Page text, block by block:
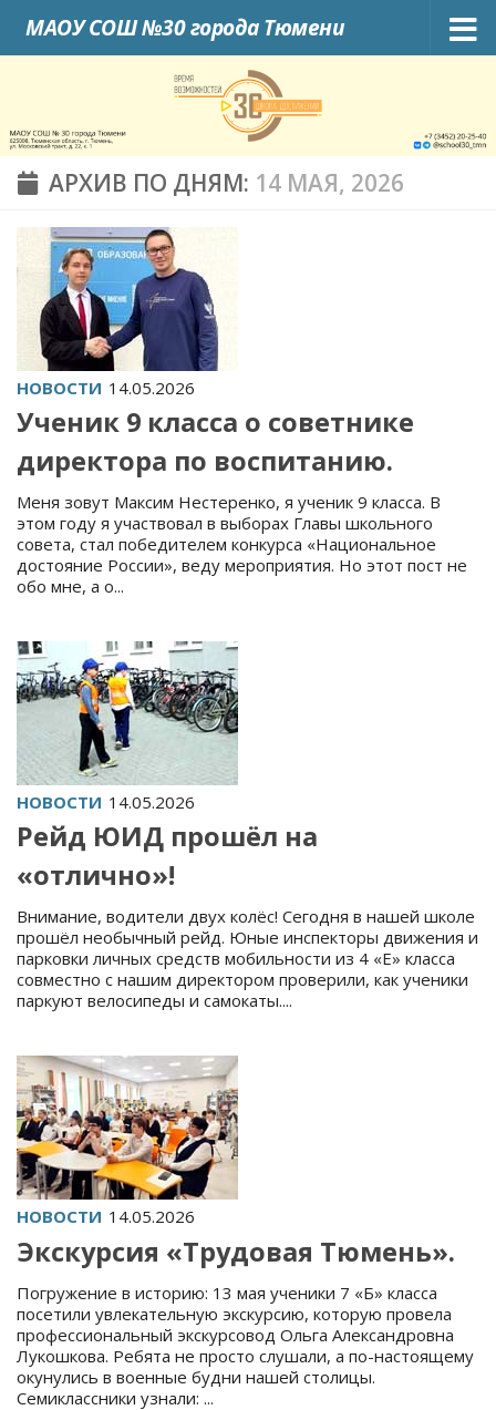
Skip to content
МАОУ СОШ №30 города Тюмени
АРХИВ ПО ДНЯМ: 14 МАЯ, 2026
НОВОСТИ 14.05.2026
Ученик 9 класса о советнике
директора по воспитанию.
Меня зовут Максим Нестеренко, я ученик 9 класса. В
этом году я участвовал в выборах Главы школьного
совета, стал победителем конкурса «Национальное
достояние России», веду мероприятия. Но этот пост не
обо мне, а о...
НОВОСТИ 14.05.2026
Рейд ЮИД прошёл на
«отлично»!
Внимание, водители двух колёс! Сегодня в нашей школе
прошёл необычный рейд. Юные инспекторы движения и
парковки личных средств мобильности из 4 «Е» класса
совместно с нашим директором проверили, как ученики
паркуют велосипеды и самокаты....
НОВОСТИ 14.05.2026
Экскурсия «Трудовая Тюмень».
Погружение в историю: 13 мая ученики 7 «Б» класса
посетили увлекательную экскурсию, которую провела
профессиональный экскурсовод Ольга Александровна
Лукошкова. Ребята не просто слушали, а по-настоящему
окунулись в военные будни нашей столицы.
Семиклассники узнали: ️...